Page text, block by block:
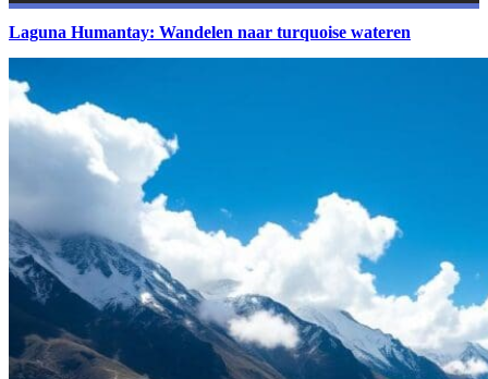
Laguna Humantay: Wandelen naar turquoise wateren